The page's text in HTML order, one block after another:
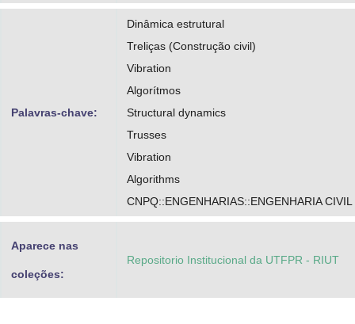
Palavras-chave:
Dinâmica estrutural
Treliças (Construção civil)
Vibration
Algorítmos
Structural dynamics
Trusses
Vibration
Algorithms
CNPQ::ENGENHARIAS::ENGENHARIA CIVIL
Aparece nas
coleções:
Repositorio Institucional da UTFPR - RIUT